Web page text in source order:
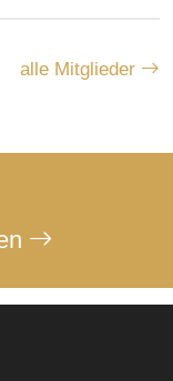
alle Mitglieder